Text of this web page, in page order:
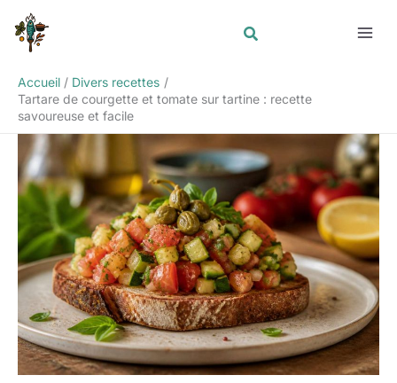
contenu
Accueil
Divers recettes
Tartare de courgette et tomate sur tartine : recette
savoureuse et facile
Rechercher